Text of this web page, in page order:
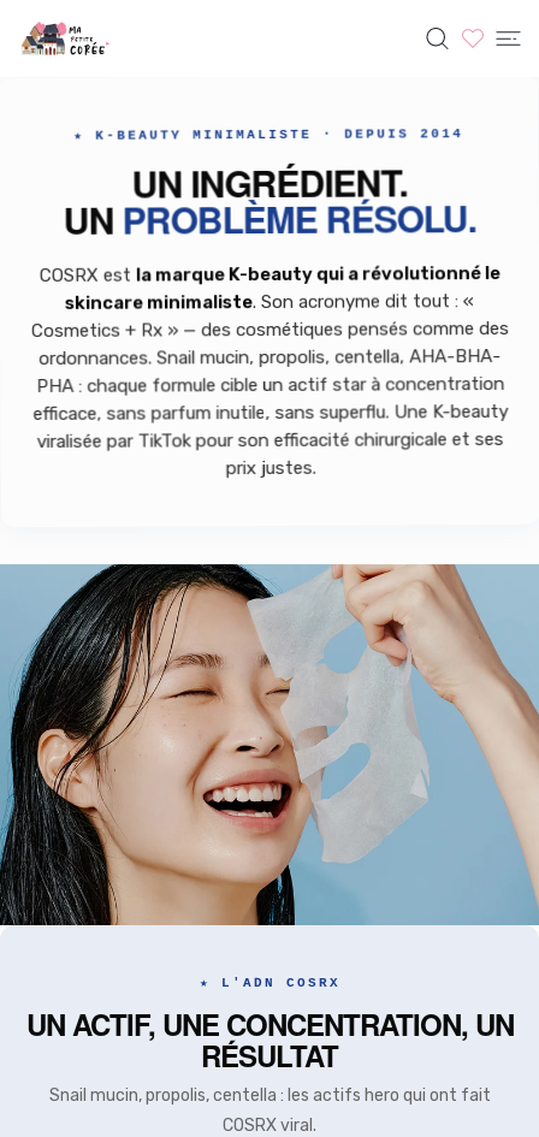
AU CONTENU
★ K-BEAUTY MINIMALISTE · DEPUIS 2014
UN INGRÉDIENT.
UN PROBLÈME RÉSOLU.
COSRX est la marque K-beauty qui a révolutionné le
skincare minimaliste. Son acronyme dit tout : «
Cosmetics + Rx » — des cosmétiques pensés comme des
ordonnances. Snail mucin, propolis, centella, AHA-BHA-
PHA : chaque formule cible un actif star à concentration
efficace, sans parfum inutile, sans superflu. Une K-beauty
viralisée par TikTok pour son efficacité chirurgicale et ses
prix justes.
★ L'ADN COSRX
UN ACTIF, UNE CONCENTRATION, UN
RÉSULTAT
Snail mucin, propolis, centella : les actifs hero qui ont fait
COSRX viral.